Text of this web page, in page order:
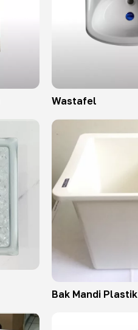
Wastafel
Bak Mandi Plastik